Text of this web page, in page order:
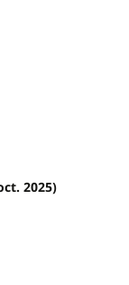
2025)